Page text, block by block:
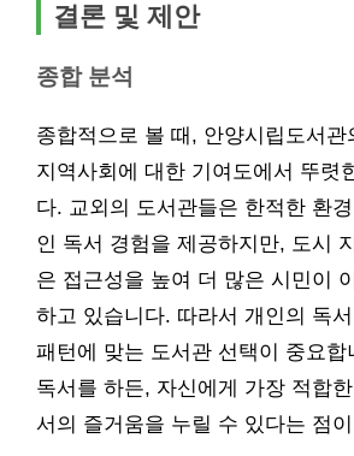
결론 및 제안
종합 분석
종합적으로 볼 때, 안양시립도서관
지역사회에 대한 기여도에서 뚜렷
다. 교외의 도서관들은 한적한 환
인 독서 경험을 제공하지만, 도시
은 접근성을 높여 더 많은 시민이
하고 있습니다. 따라서 개인의 독
패턴에 맞는 도서관 선택이 중요합
독서를 하든, 자신에게 가장 적합
서의 즐거움을 누릴 수 있다는 점